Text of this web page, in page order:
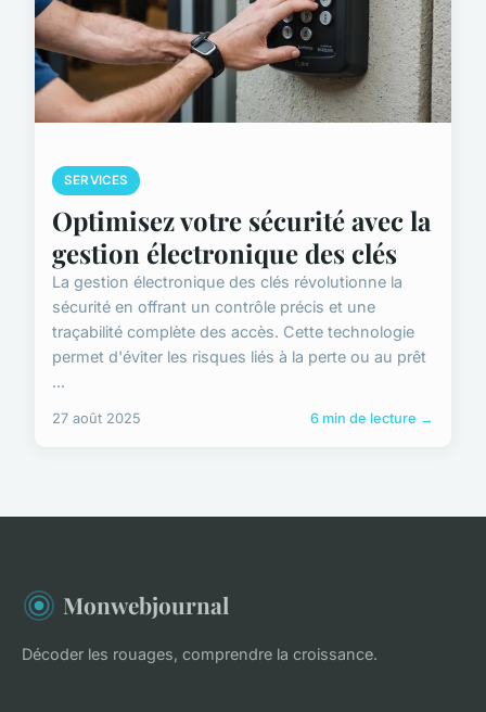
SERVICES
Optimisez votre sécurité avec la
gestion électronique des clés
La gestion électronique des clés révolutionne la
sécurité en offrant un contrôle précis et une
traçabilité complète des accès. Cette technologie
permet d'éviter les risques liés à la perte ou au prêt
...
27 août 2025 6 min de lecture →
Monwebjournal
Décoder les rouages, comprendre la croissance.